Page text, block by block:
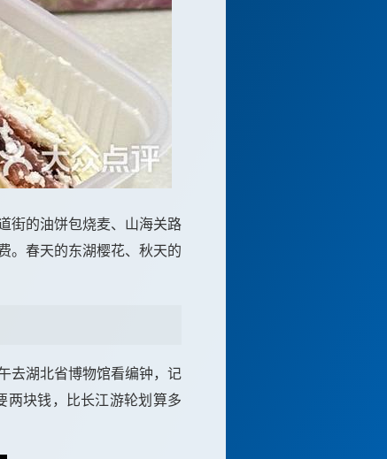
街的油饼包烧麦、山海关路
。春天的东湖樱花、秋天的
去湖北省博物馆看编钟，记
两块钱，比长江游轮划算多